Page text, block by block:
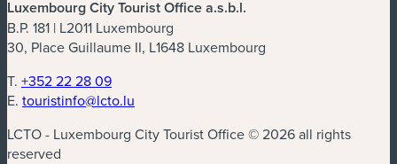
Luxembourg City Tourist Office a.s.b.l.
B.P. 181 | L2011 Luxembourg
30, Place Guillaume II, L1648 Luxembourg
T. +352 22 28 09
E. touristinfo@lcto.lu
LCTO - Luxembourg City Tourist Office © 2026 all rights
reserved